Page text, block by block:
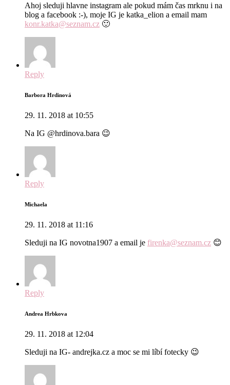
Ahoj sleduji hlavne instagram ale pokud mám čas mrknu i na
blog a facebook :-), moje IG je katka_elion a email mam
konr.katka@seznam.cz 🙂
Reply
Barbora Hrdinová
29. 11. 2018 at 10:55
Na IG @hrdinova.bara 😉
Reply
Michaela
29. 11. 2018 at 11:16
Sleduji na IG novotna1907 a email je firenka@seznam.cz 😊
Reply
Andrea Hrbkova
29. 11. 2018 at 12:04
Sleduji na IG- andrejka.cz a moc se mi líbí fotecky 😉